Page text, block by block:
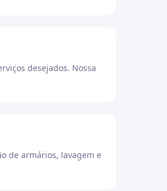
desejados. Nossa
de armários, lavagem e